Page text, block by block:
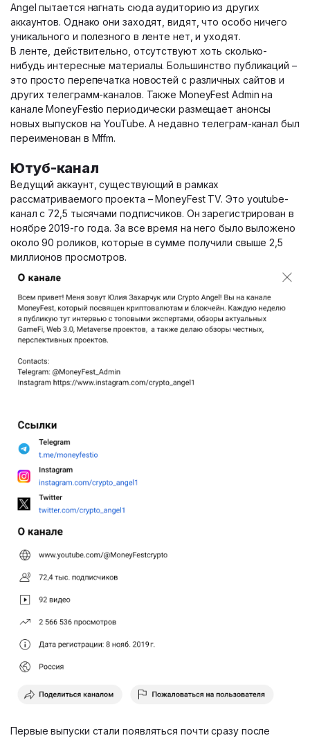
Angel пытается нагнать сюда аудиторию из других
аккаунтов. Однако они заходят, видят, что особо ничего
уникального и полезного в ленте нет, и уходят.
В ленте, действительно, отсутствуют хоть сколько-
нибудь интересные материалы. Большинство публикаций –
это просто перепечатка новостей с различных сайтов и
других телеграмм-каналов. Также MoneyFest Admin на
канале MoneyFestio периодически размещает анонсы
новых выпусков на YouTube. А недавно телеграм-канал был
переименован в Mffm.
Ютуб-канал
Ведущий аккаунт, существующий в рамках
рассматриваемого проекта – MoneyFest TV. Это youtube-
канал с 72,5 тысячами подписчиков. Он зарегистрирован в
ноябре 2019-го года. За все время на него было выложено
около 90 роликов, которые в сумме получили свыше 2,5
миллионов просмотров.
Первые выпуски стали появляться почти сразу после